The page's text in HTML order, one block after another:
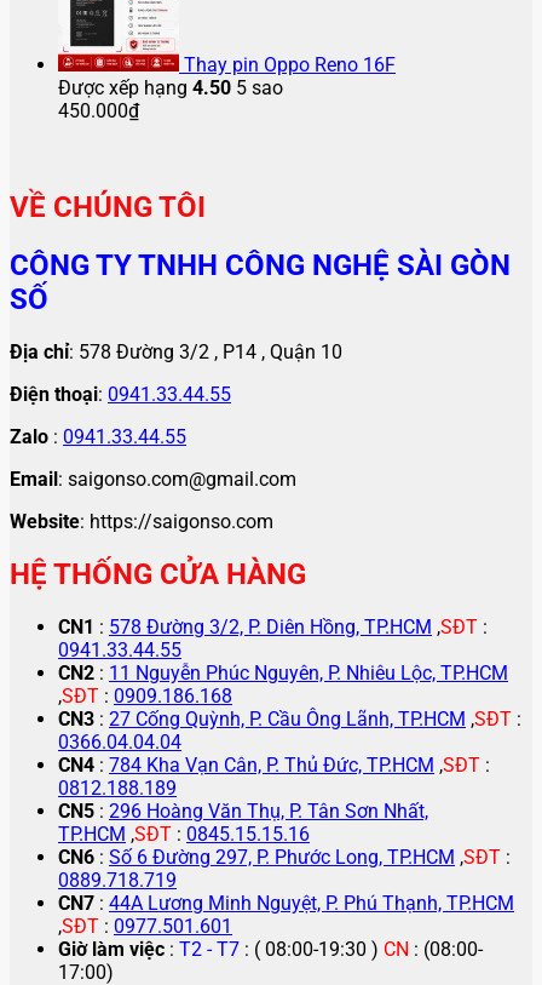
Thay pin Oppo Reno 16F
Được xếp hạng 4.50 5 sao
450.000₫
VỀ CHÚNG TÔI
CÔNG TY TNHH CÔNG NGHỆ SÀI GÒN
SỐ
Địa chỉ: 578 Đường 3/2 , P14 , Quận 10
Điện thoại: 0941.33.44.55
Zalo : 0941.33.44.55
Email: saigonso.com@gmail.com
Website: https://saigonso.com
HỆ THỐNG CỬA HÀNG
CN1 : 578 Đường 3/2, P. Diên Hồng, TP.HCM ,SĐT :
0941.33.44.55
CN2 : 11 Nguyễn Phúc Nguyên, P. Nhiêu Lộc, TP.HCM
,SĐT : 0909.186.168
CN3 : 27 Cống Quỳnh, P. Cầu Ông Lãnh, TP.HCM ,SĐT :
0366.04.04.04
CN4 : 784 Kha Vạn Cân, P. Thủ Đức, TP.HCM ,SĐT :
0812.188.189
CN5 : 296 Hoàng Văn Thụ, P. Tân Sơn Nhất,
TP.HCM ,SĐT : 0845.15.15.16
CN6 : Số 6 Đường 297, P. Phước Long, TP.HCM ,SĐT :
0889.718.719
CN7 : 44A Lương Minh Nguyệt, P. Phú Thạnh, TP.HCM
,SĐT : 0977.501.601
Giờ làm việc : T2 - T7 : ( 08:00-19:30 ) CN : (08:00-
17:00)